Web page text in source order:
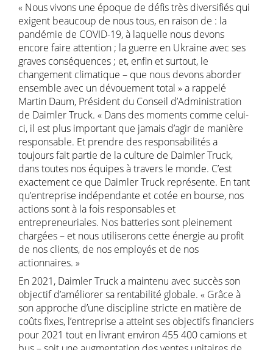
« Nous vivons une époque de défis très diversifiés qui
exigent beaucoup de nous tous, en raison de : la
pandémie de COVID-19, à laquelle nous devons
encore faire attention ; la guerre en Ukraine avec ses
graves conséquences ; et, enfin et surtout, le
changement climatique – que nous devons aborder
ensemble avec un dévouement total » a rappelé
Martin Daum, Président du Conseil d’Administration
de Daimler Truck. « Dans des moments comme celui-
ci, il est plus important que jamais d’agir de manière
responsable. Et prendre des responsabilités a
toujours fait partie de la culture de Daimler Truck,
dans toutes nos équipes à travers le monde. C’est
exactement ce que Daimler Truck représente. En tant
qu’entreprise indépendante et cotée en bourse, nos
actions sont à la fois responsables et
entrepreneuriales. Nos batteries sont pleinement
chargées – et nous utiliserons cette énergie au profit
de nos clients, de nos employés et de nos
actionnaires. »
En 2021, Daimler Truck a maintenu avec succès son
objectif d’améliorer sa rentabilité globale. « Grâce à
son approche d’une discipline stricte en matière de
coûts fixes, l’entreprise a atteint ses objectifs financiers
pour 2021 tout en livrant environ 455 400 camions et